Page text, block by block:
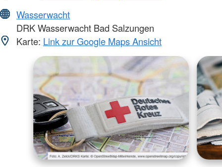
Wasserwacht
DRK Wasserwacht Bad Salzungen
Karte: Link zur Google Maps Ansicht